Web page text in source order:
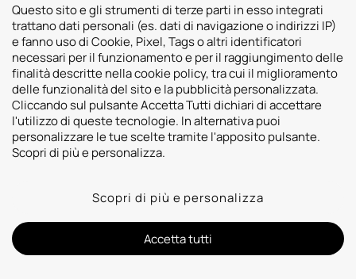
VOLVO XC40 51.524 €
42.200 €
B3 automatico Plus Dark Da 313 € al mese
Nuovo n.d. Elettrica/Benzina 120 KW/163 CV
Questo sito e gli strumenti di terze parti in esso integrati
trattano dati personali (es. dati di navigazione o indirizzi IP)
e fanno uso di Cookie, Pixel, Tags o altri identificatori
necessari per il funzionamento e per il raggiungimento delle
finalità descritte nella cookie policy, tra cui il miglioramento
delle funzionalità del sito e la pubblicità personalizzata.
Cliccando sul pulsante Accetta Tutti dichiari di accettare
l'utilizzo di queste tecnologie. In alternativa puoi
personalizzare le tue scelte tramite l'apposito pulsante.
Scopri di più e personalizza.
Scopri di più e personalizza
Accetta tutti